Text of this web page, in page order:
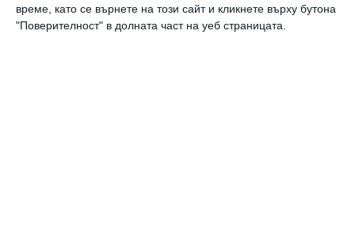
време, като се върнете на този сайт и кликнете върху бутона
"Поверителност" в долната част на уеб страницата.
3. Неспособност да приеме себе си